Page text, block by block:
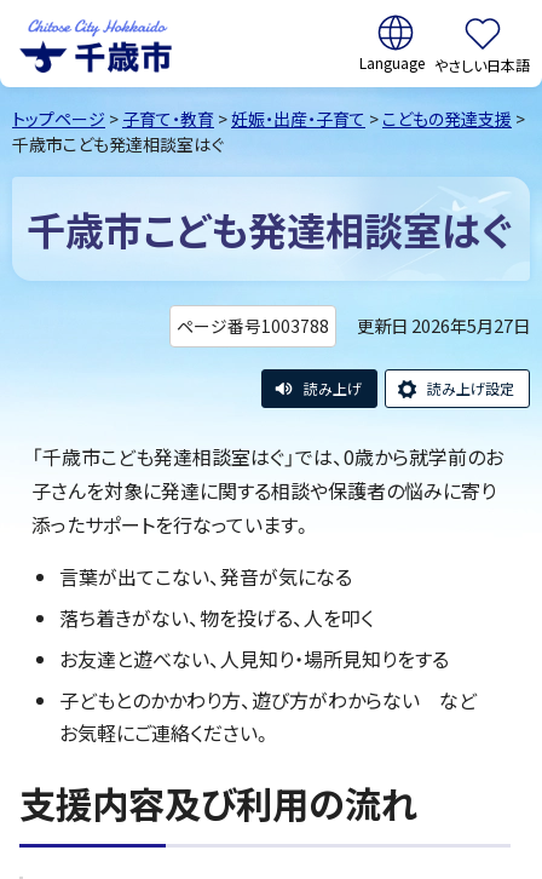
千歳市Chitose
City Hokkaido
翻訳:
やさしい日本語
トップページ > 子育て・教育 >妊娠・出産・子育て > こどもの発達支援 >
千歳市こども発達相談室はぐ
千歳市こども発達相談室はぐ
ページ番号1003788 更新日 2026年5月27日
読み上げ 読み上げ設定
「千歳市こども発達相談室はぐ」では、0歳から就学前のお
子さんを対象に発達に関する相談や保護者の悩みに寄り
添ったサポートを行なっています。
言葉が出てこない、発音が気になる
落ち着きがない、物を投げる、人を叩く
お友達と遊べない、人見知り・場所見知りをする
子どもとのかかわり方、遊び方がわからない など
お気軽にご連絡ください。
支援内容及び利用の流れ